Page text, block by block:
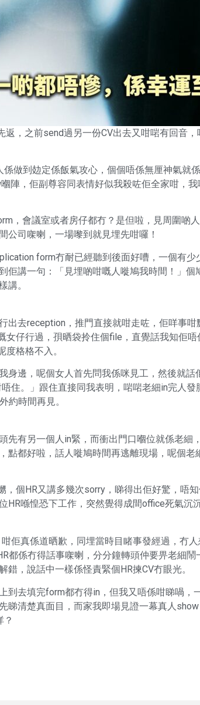
，之前send過另一份CV出去又咁啱有回音
做到攰定係飯氣攻心，個個唔係無厘神氣就
陣，佢副尊容同表情好似我殺咗佢全家咁，我
，會議室或者房仔都冇？是但啦，見周圍啲
公司㗎喇，一場嚟到就見埋先咁囉！
form冇耐已經聽到後面好嘈，一個有少
佢講一句：「見埋啲咁嘅人嘥鳩我時間！」個
講。
出去reception，推門直接就咁走咗，佢咩事咁
仔行過，孭晒袋拎住個file，直覺話我知佢唔
格格不入。
身邊，呢個女人首先問我係咪見工，然後就話
住。」跟住直接同我表明，啱啱老細in完人發
約時間再見。
先有另一個人in緊，而衝出門口嗰位就係老細
點都好啦，話人嘥鳩時間再逃離現場，呢個老
個HR又講多幾次sorry，睇得出佢好驚，唔
喺惶恐下工作，突然覺得成間office死氣沉
佢真係道晒歉，同埋當時目睹事發經過，冇
都係冇得話事㗎喇，分分鐘轉頭仲要畀老細鬧
錯，說話中一樣係怪責緊個HR揀CV冇眼光。
到去填完form都冇得in，但我又唔係咁睇喎，
睇清楚真面目，而家我即場見證一幕真人
？